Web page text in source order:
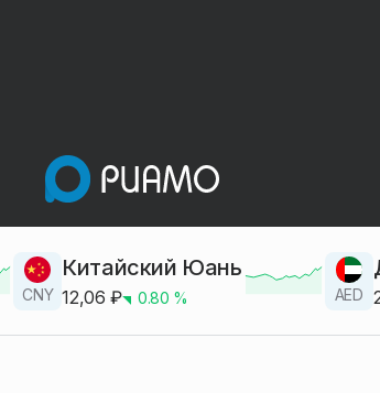
CNY
Китайский Юань
12,06 ₽ 0.80 % AED